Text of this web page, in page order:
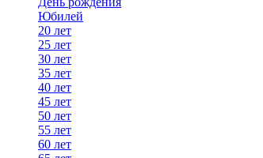
Юбилей
20 лет
25 лет
30 лет
35 лет
40 лет
45 лет
50 лет
55 лет
60 лет